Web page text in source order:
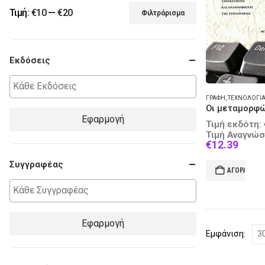
ΓΡΑΦΉ ,ΤΕΧΝΟΛΟΓΊΑ -
Τιμή εκδότη:
Τιμή
€12.39
is:
ΑΓΟΡΆ
Εμφάνιση:
Ελάχιστη
τιμή
Μέγιστη
τιμή
Φιλτράρισμα
Τιμή: €10—€20
Εκδόσεις
Εφαρμογή
Συγγραφέας
Εφαρμογή